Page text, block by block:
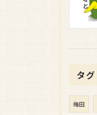
タグ
梅田